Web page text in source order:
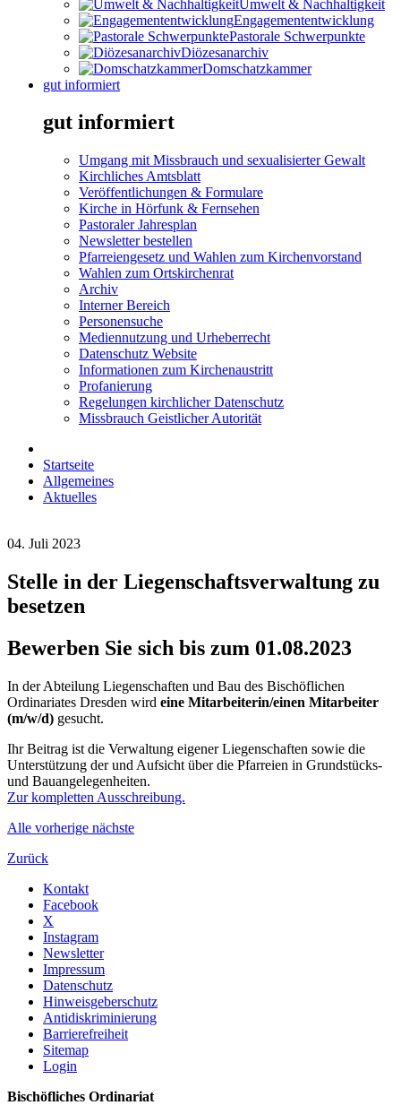
Umwelt & Nachhaltigkeit
Engagemententwicklung
Pastorale Schwerpunkte
Diözesanarchiv
Domschatzkammer
gut informiert
gut informiert
Umgang mit Missbrauch und sexualisierter Gewalt
Kirchliches Amtsblatt
Veröffentlichungen & Formulare
Kirche in Hörfunk & Fernsehen
Pastoraler Jahresplan
Newsletter bestellen
Pfarreiengesetz und Wahlen zum Kirchenvorstand
Wahlen zum Ortskirchenrat
Archiv
Interner Bereich
Personensuche
Mediennutzung und Urheberrecht
Datenschutz Website
Informationen zum Kirchenaustritt
Profanierung
Regelungen kirchlicher Datenschutz
Missbrauch Geistlicher Autorität
Startseite
Allgemeines
Aktuelles
04. Juli 2023
Stelle in der Liegenschaftsverwaltung zu
besetzen
Bewerben Sie sich bis zum 01.08.2023
In der Abteilung Liegenschaften und Bau des Bischöflichen
Ordinariates Dresden wird eine Mitarbeiterin/einen Mitarbeiter
(m/w/d) gesucht.
Ihr Beitrag ist die Verwaltung eigener Liegenschaften sowie die
Unterstützung der und Aufsicht über die Pfarreien in Grundstücks-
und Bauangelegenheiten.
Zur kompletten Ausschreibung.
Alle vorherige nächste
Zurück
Kontakt
Facebook
X
Instagram
Newsletter
Impressum
Datenschutz
Hinweisgeberschutz
Antidiskriminierung
Barrierefreiheit
Sitemap
Login
Bischöfliches Ordinariat